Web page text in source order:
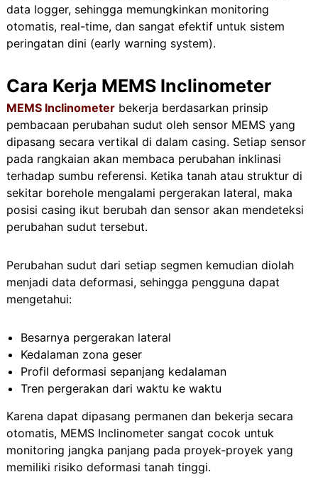
data logger, sehingga memungkinkan monitoring
otomatis, real-time, dan sangat efektif untuk sistem
peringatan dini (early warning system).
Cara Kerja MEMS Inclinometer
MEMS Inclinometerbekerja berdasarkan prinsip
pembacaan perubahan sudut oleh sensor MEMS yang
dipasang secara vertikal di dalam casing. Setiap sensor
pada rangkaian akan membaca perubahan inklinasi
terhadap sumbu referensi. Ketika tanah atau struktur di
sekitar borehole mengalami pergerakan lateral, maka
posisi casing ikut berubah dan sensor akan mendeteksi
perubahan sudut tersebut.
Perubahan sudut dari setiap segmen kemudian diolah
menjadi data deformasi, sehingga pengguna dapat
mengetahui:
Besarnya pergerakan lateral
Kedalaman zona geser
Profil deformasi sepanjang kedalaman
Tren pergerakan dari waktu ke waktu
Karena dapat dipasang permanen dan bekerja secara
otomatis, MEMS Inclinometer sangat cocok untuk
monitoring jangka panjang pada proyek-proyek yang
memiliki risiko deformasi tanah tinggi.